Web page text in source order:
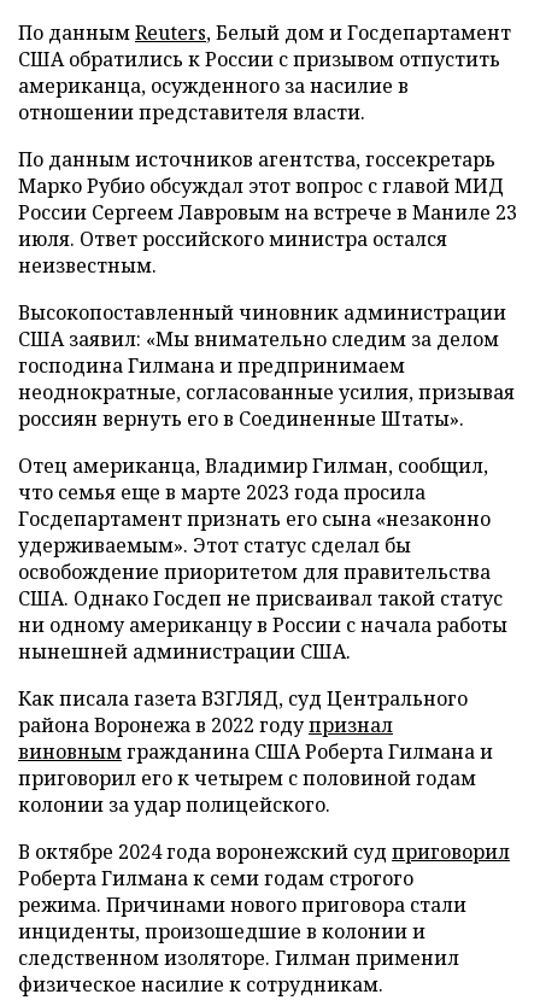
По даннымReuters, Белый дом и Госдепартамент
США обратились к России с призывом отпустить
американца, осужденного за насилие в
отношении представителя власти.
По данным источников агентства, госсекретарь
Марко Рубио обсуждал этот вопрос с главой МИД
России Сергеем Лавровым на встрече в Маниле 23
июля. Ответ российского министра остался
неизвестным.
Высокопоставленный чиновник администрации
США заявил: «Мы внимательно следим за делом
господина Гилмана и предпринимаем
неоднократные, согласованные усилия, призывая
россиян вернуть его в Соединенные Штаты».
Отец американца, Владимир Гилман, сообщил,
что семья еще в марте 2023 года просила
Госдепартамент признать его сына «незаконно
удерживаемым». Этот статус сделал бы
освобождение приоритетом для правительства
США. Однако Госдеп не присваивал такой статус
ни одному американцу в России с начала работы
нынешней администрации США.
Как писала газета ВЗГЛЯД, суд Центрального
района Воронежа в 2022 годупризнал
виновнымгражданина США Роберта Гилмана и
приговорил его к четырем с половиной годам
колонии за удар полицейского.
В октябре 2024 года воронежский суд приговорил
Роберта Гилмана к семи годам строгого
режима. Причинами нового приговора стали
инциденты, произошедшие в колонии и
следственном изоляторе. Гилман применил
физическое насилие к сотрудникам.